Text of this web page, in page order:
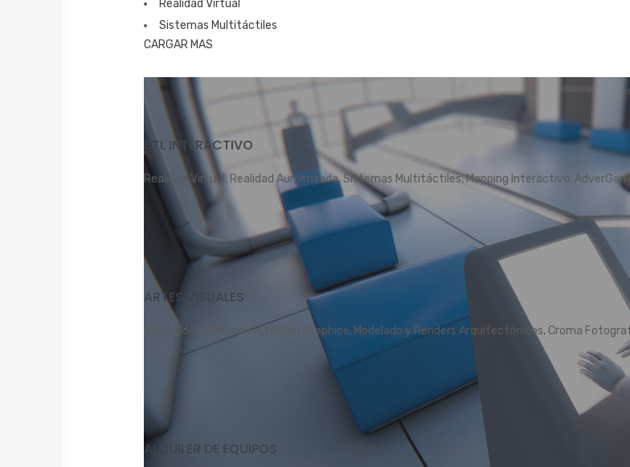
Realidad Virtual
Sistemas Multitáctiles
CARGAR MAS
BTL INTERACTIVO
Realidad Virtual, Realidad Aumentada, Sistemas Multitáctiles, Mapping Interactivo,
ARTES VISUALES
Video 360º, Animación, Motion Graphics, Modelado y Renders Arquitectónicos, Croma
ALQUILER DE EQUIPOS